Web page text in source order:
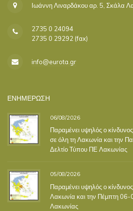
Ιωάννη Λιναρδάκου αρ. 5, Σκάλα
2735 0 24094
2735 0 29292 (fax)
info@eurota.gr
ΕΝΗΜΕΡΩΣΗ
06/08/2026
Παραμένει υψηλός ο
σε όλη τη Λακωνία και την
Δελτίο Τύπου ΠΕ Λακωνίας
05/08/2026
Παραμένει υψηλός ο
Λακωνία και την Πέμπτη
Λακωνίας